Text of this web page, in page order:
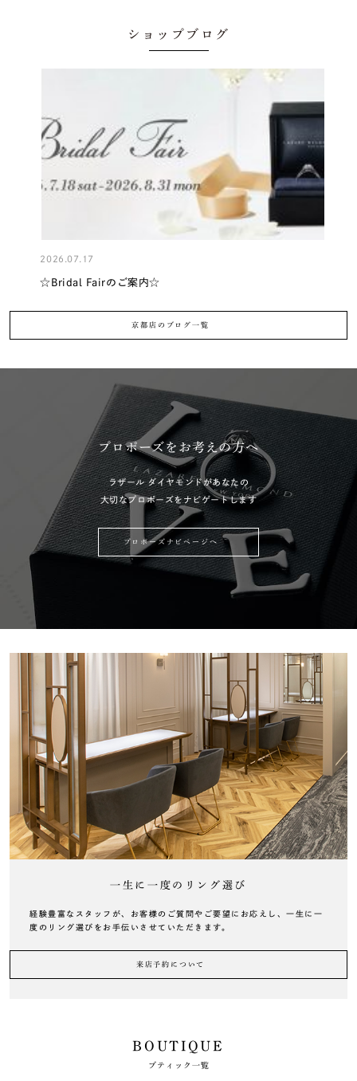
ショップブログ
2026.07.17
☆Bridal Fairのご案内☆
京都店のブログ一覧
プロポーズをお考えの方へ
ラザール ダイヤモンドがあなたの
大切なプロポーズをナビゲートします
プロポーズナビページへ
一生に一度のリング選び
経験豊富なスタッフが、お客様のご質問やご要望にお応えし、一生に一
度のリング選びをお手伝いさせていただきます。
来店予約について
BOUTIQUE
ブティック一覧